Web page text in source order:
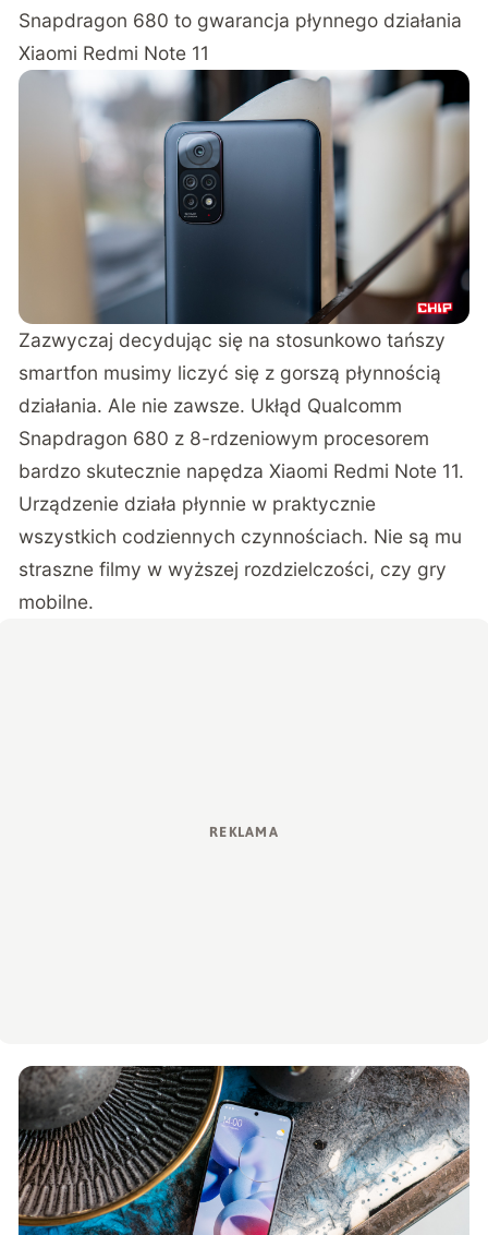
Snapdragon 680 to gwarancja płynnego działania
Xiaomi Redmi Note 11
Zazwyczaj decydując się na stosunkowo tańszy
smartfon musimy liczyć się z gorszą płynnością
działania. Ale nie zawsze. Ukłąd Qualcomm
Snapdragon 680 z 8-rdzeniowym procesorem
bardzo skutecznie napędza Xiaomi Redmi Note 11.
Urządzenie działa płynnie w praktycznie
wszystkich codziennych czynnościach. Nie są mu
straszne filmy w wyższej rozdzielczości, czy gry
mobilne.